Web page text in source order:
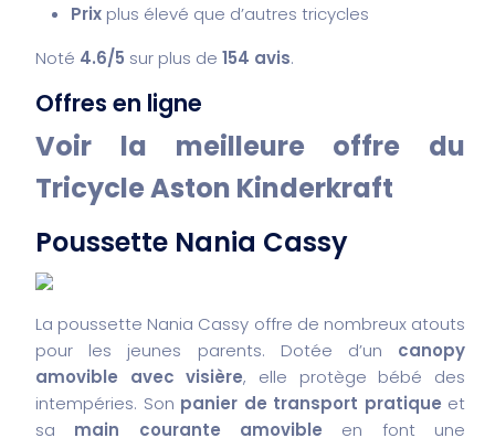
Prix plus élevé que d’autres tricycles
Noté 4.6/5 sur plus de 154 avis.
Offres en ligne
Voir la meilleure offre du
Tricycle Aston Kinderkraft
Poussette Nania Cassy
La poussette Nania Cassy offre de nombreux atouts
pour les jeunes parents. Dotée d’un canopy
amovible avec visière, elle protège bébé des
intempéries. Son panier de transport pratique et
sa main courante amovible en font une